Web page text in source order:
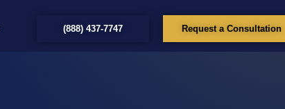
(888) 437-7747 Request a Consultation